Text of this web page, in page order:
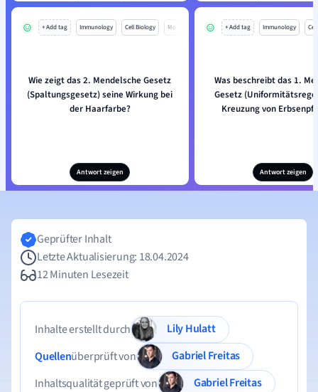
+ Add tag Immunology Cell Biology Mo
Wie zeigt das 2. Mendelsche Gesetz
(Spaltungsgesetz) seine Wirkung bei
der Haarfarbe?
Antwort zeigen
+ Add tag Immunology
Was beschreibt das 1.
Gesetz
Kreuzung von
Antwort zeigen
Geprüfter Inhalt
Letzte Aktualisierung: 18.04.2024
12 Minuten Lesezeit
Inhalte erstellt durch
Lily Hulatt
Quellenüberprüft von
Gabriel Freitas
Inhaltsqualität geprüft von
Gabriel Freitas